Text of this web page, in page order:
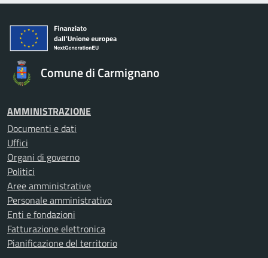
Comune di Carmignano
AMMINISTRAZIONE
Documenti e dati
Uffici
Organi di governo
Politici
Aree amministrative
Personale amministrativo
Enti e fondazioni
Fatturazione elettronica
Pianificazione del territorio